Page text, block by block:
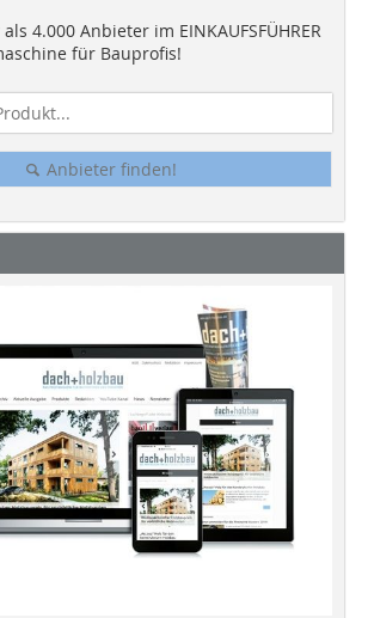
4.000 Anbieter im EINKAUFSFÜHRER
für Bauprofis!
Anbieter finden!